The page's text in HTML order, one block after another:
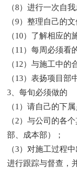
（8）进行一次自
（9）整理自己的
（10）了解相应的
（11）每周必须看
（12）与施工中的
（13）表扬项目部
3、每旬必须做的
（1）请自己的下
（2）与公司的各
部、成本部）；
（3）对施工过程
进行跟踪与督查，